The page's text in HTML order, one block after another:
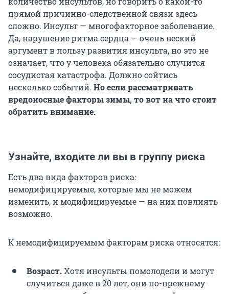
прямой причинно-следственной связи здесь
сложно. Инсульт — многофакторное заболевание.
Да, нарушение ритма сердца — очень веский
аргумент в пользу развития инсульта, но это не
означает, что у человека обязательно случится
сосудистая катастрофа. Должно сойтись
несколько событий. Но если рассматривать
вредоносные факторы зимы, то вот на что стоит
обратить внимание.
Узнайте, входите ли вы в группу риска
Есть два вида факторов риска:
немодифицируемые, которые мы не можем
изменить, и модифицируемые — на них повлиять
возможно.
К немодифицируемым факторам риска относятся:
Возраст.Хотя инсульты помолодели и могут
случиться даже в 20 лет, они по-прежнему